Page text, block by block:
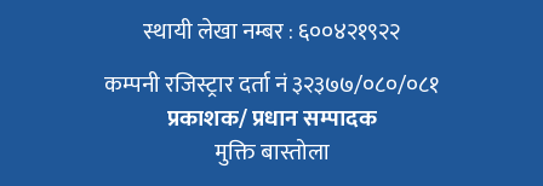
स्थायी लेखा नम्बर : ६००४२१९२२
कम्पनी रजिस्ट्रार दर्ता नं ३२३७७/०८०/०८१
प्रकाशक/ प्रधान सम्पादक
मुक्ति बास्तोला